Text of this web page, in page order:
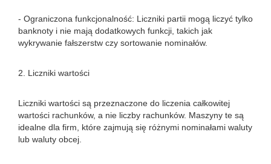
- Ograniczona funkcjonalność: Liczniki partii mogą liczyć tylko
banknoty i nie mają dodatkowych funkcji, takich jak
wykrywanie fałszerstw czy sortowanie nominałów.
2. Liczniki wartości
Liczniki wartości są przeznaczone do liczenia całkowitej
wartości rachunków, a nie liczby rachunków. Maszyny te są
idealne dla firm, które zajmują się różnymi nominałami waluty
lub waluty obcej.